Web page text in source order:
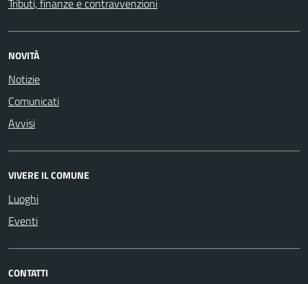
NOVITÀ
Notizie
Comunicati
Avvisi
VIVERE IL COMUNE
Luoghi
Eventi
CONTATTI